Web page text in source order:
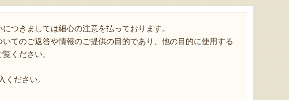
つきましては細心の注意を払っております。
てのご返答や情報のご提供の目的であり、他の目的に使用する
覧ください。
ください。